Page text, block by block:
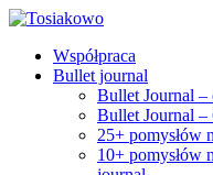
Współpraca
Bullet journal
Bullet Journal –
Bullet Journal –
25+ pomysłów
10+ pomysłów